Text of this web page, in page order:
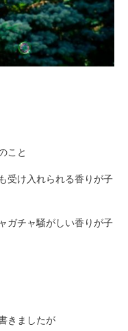
こと
受け入れられる香りが子
ガチャ騒がしい香りが子
きましたが